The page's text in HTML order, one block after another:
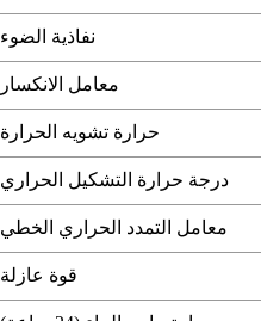
نفاذية الضوء
معامل الانكسار
حرارة تشويه الحرارة
درجة حرارة التشكيل الحراري
معامل التمدد الحراري الخطي
قوة عازلة